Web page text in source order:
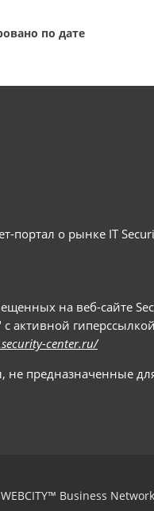
по дате
портал о рынке IT
на веб-сайте
активной
center.ru/
не предназначенные
Business